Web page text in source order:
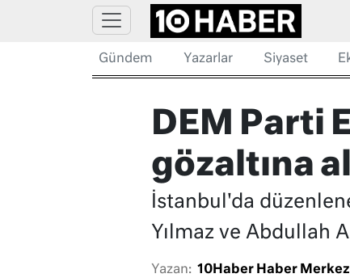
Gündem Yazarlar Siyaset
DEM Parti
gözaltına
İstanbul'da
Yılmaz ve Abdullah
Yazan: 10Haber Haber